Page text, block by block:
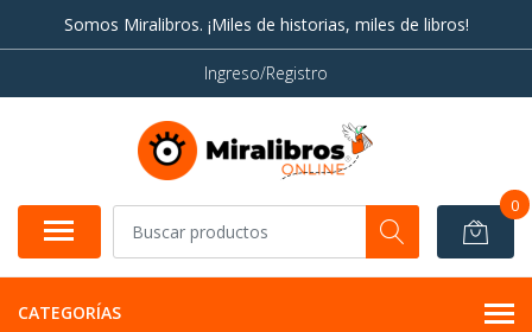
Somos Miralibros. ¡Miles de historias, miles de libros!
Ingreso/Registro
0
CATEGORÍAS